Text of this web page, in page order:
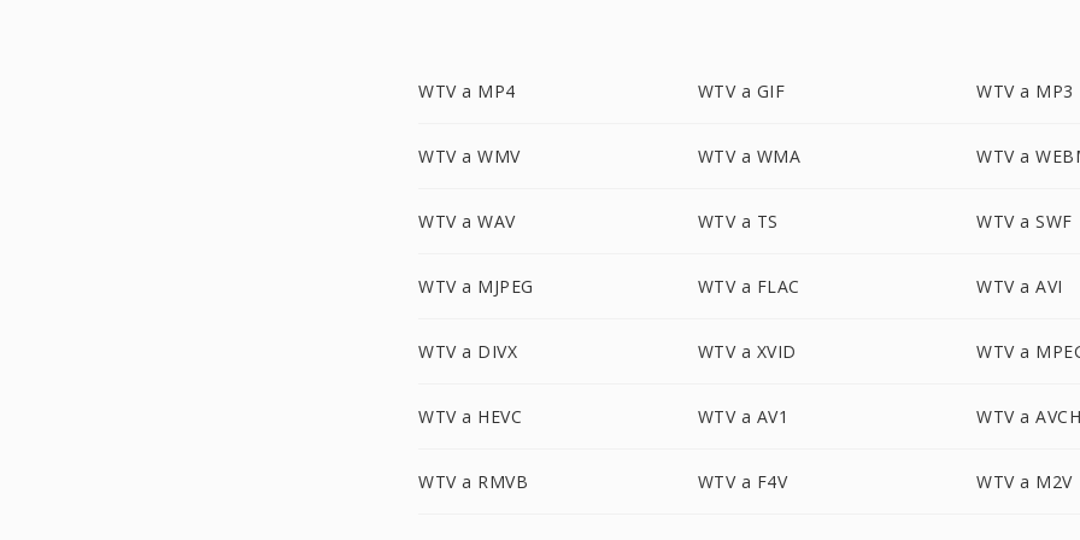
WTV a MP4 WTV a GIF WTV a MP3
WTV a WMV WTV a WMA WTV a
WTV a WAV WTV a TS WTV a SWF
WTV a MJPEG WTV a FLAC WTV a AVI
WTV a DIVX WTV a XVID WTV a
WTV a HEVC WTV a AV1 WTV a
WTV a RMVB WTV a F4V WTV a M2V